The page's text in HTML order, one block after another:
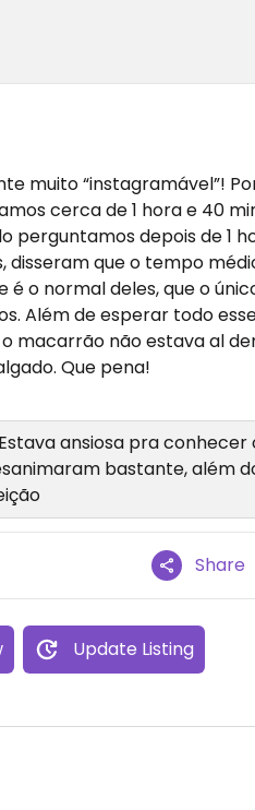
muito “instagramável”!
cerca de 1 hora e 40
perguntamos depois de 1
disseram que o tempo
é o normal deles, que o
Além de esperar todo
macarrão não estava al
Que pena!
ansiosa pra conhecer
bastante, além
Share
Update Listing